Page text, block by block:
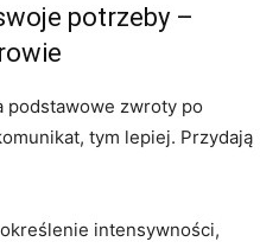
potrzeby –
podstawowe zwroty po
tym lepiej. Przydają
intensywności,